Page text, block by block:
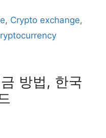
, Crypto exchange,
방법, 한국